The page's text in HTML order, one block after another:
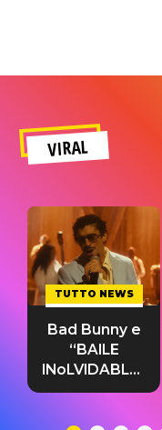
VIRAL
TUTTO NEWS
Bad Bunny e
“BAILE
INoLVIDABLE”:
testo,